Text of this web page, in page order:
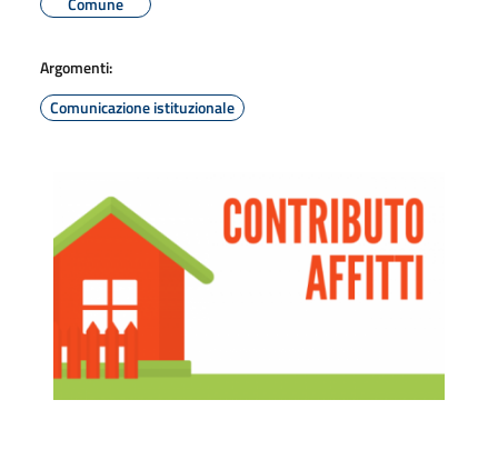
Argomenti:
Comunicazione istituzionale